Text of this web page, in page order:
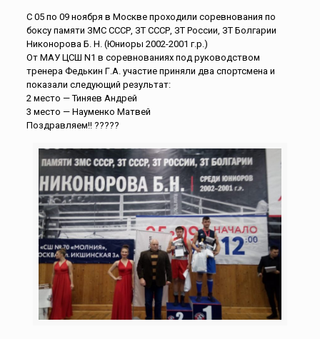
С 05 по 09 ноября в Москве проходили соревнования по
боксу памяти ЗМС СССР, ЗТ СССР, ЗТ России, ЗТ Болгарии
Никонорова Б. Н. (Юниоры 2002-2001 г.р.)
От МАУ ЦСШ N1 в соревнованиях под руководством
тренера Федькин Г.А. участие приняли два спортсмена и
показали следующий результат:
2 место — Тиняев Андрей
3 место — Науменко Матвей
Поздравляем!! ?????